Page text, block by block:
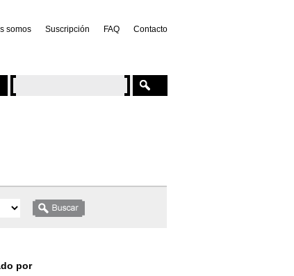
somos Suscripción FAQ Contacto
por